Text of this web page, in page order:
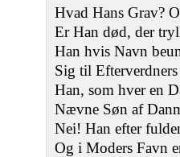
Hvad Hans Grav?
Er Han død, der
Han hvis Navn
Sig til
Han, som hver en
Nævne Søn af
Nei! Han efter
Og i Moders Favn